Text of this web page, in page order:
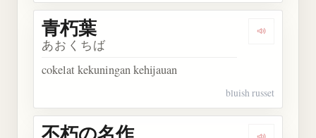
Dengarkan
青朽葉
あおくちば
cokelat kekuningan kehijauan
bluish russet